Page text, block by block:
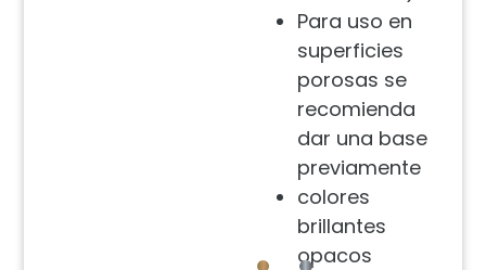
Para uso en
superficies
porosas se
recomienda
dar una base
previamente
colores
brillantes
opacos